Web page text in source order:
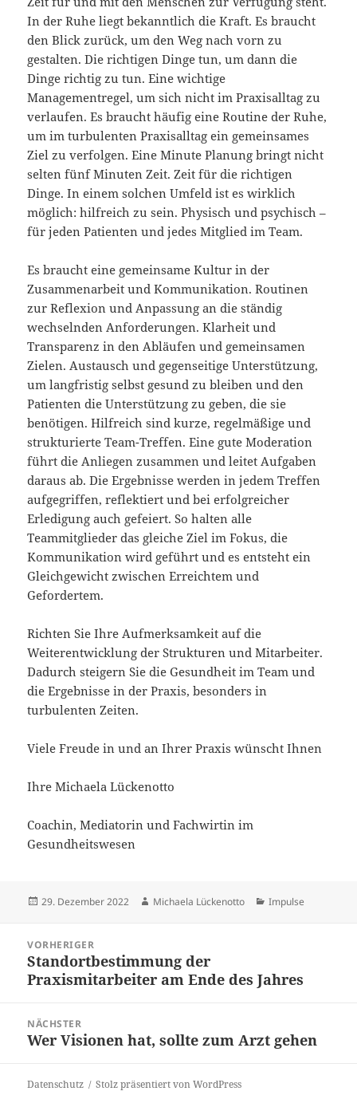
In der Ruhe liegt bekanntlich die Kraft. Es braucht
den Blick zurück, um den Weg nach vorn zu
gestalten. Die richtigen Dinge tun, um dann die
Dinge richtig zu tun. Eine wichtige
Managementregel, um sich nicht im Praxisalltag zu
verlaufen. Es braucht häufig eine Routine der Ruhe,
um im turbulenten Praxisalltag ein gemeinsames
Ziel zu verfolgen. Eine Minute Planung bringt nicht
selten fünf Minuten Zeit. Zeit für die richtigen
Dinge. In einem solchen Umfeld ist es wirklich
möglich: hilfreich zu sein. Physisch und psychisch –
für jeden Patienten und jedes Mitglied im Team.
Es braucht eine gemeinsame Kultur in der
Zusammenarbeit und Kommunikation. Routinen
zur Reflexion und Anpassung an die ständig
wechselnden Anforderungen. Klarheit und
Transparenz in den Abläufen und gemeinsamen
Zielen. Austausch und gegenseitige Unterstützung,
um langfristig selbst gesund zu bleiben und den
Patienten die Unterstützung zu geben, die sie
benötigen. Hilfreich sind kurze, regelmäßige und
strukturierte Team-Treffen. Eine gute Moderation
führt die Anliegen zusammen und leitet Aufgaben
daraus ab. Die Ergebnisse werden in jedem Treffen
aufgegriffen, reflektiert und bei erfolgreicher
Erledigung auch gefeiert. So halten alle
Teammitglieder das gleiche Ziel im Fokus, die
Kommunikation wird geführt und es entsteht ein
Gleichgewicht zwischen Erreichtem und
Gefordertem.
Richten Sie Ihre Aufmerksamkeit auf die
Weiterentwicklung der Strukturen und Mitarbeiter.
Dadurch steigern Sie die Gesundheit im Team und
die Ergebnisse in der Praxis, besonders in
turbulenten Zeiten.
Viele Freude in und an Ihrer Praxis wünscht Ihnen
Ihre Michaela Lückenotto
Coachin, Mediatorin und Fachwirtin im
Gesundheitswesen
Veröffentlicht
29. Dezember 2022 Autor
Michaela Lückenotto Kategorien
Impulse
VORHERIGER
Vorheriger
Beitrag:
Standortbestimmung der
Praxismitarbeiter am Ende des Jahres
NÄCHSTER
Nächster
Wer Visionen hat, sollte zum Arzt gehen
Datenschutz Stolz präsentiert von WordPress